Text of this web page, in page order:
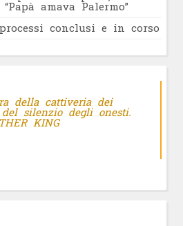
amava Palermo”
conclusi e in corso
della cattiveria dei
silenzio degli onesti.
KING